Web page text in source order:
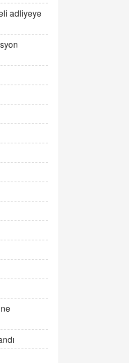
Etse...
adliyeye